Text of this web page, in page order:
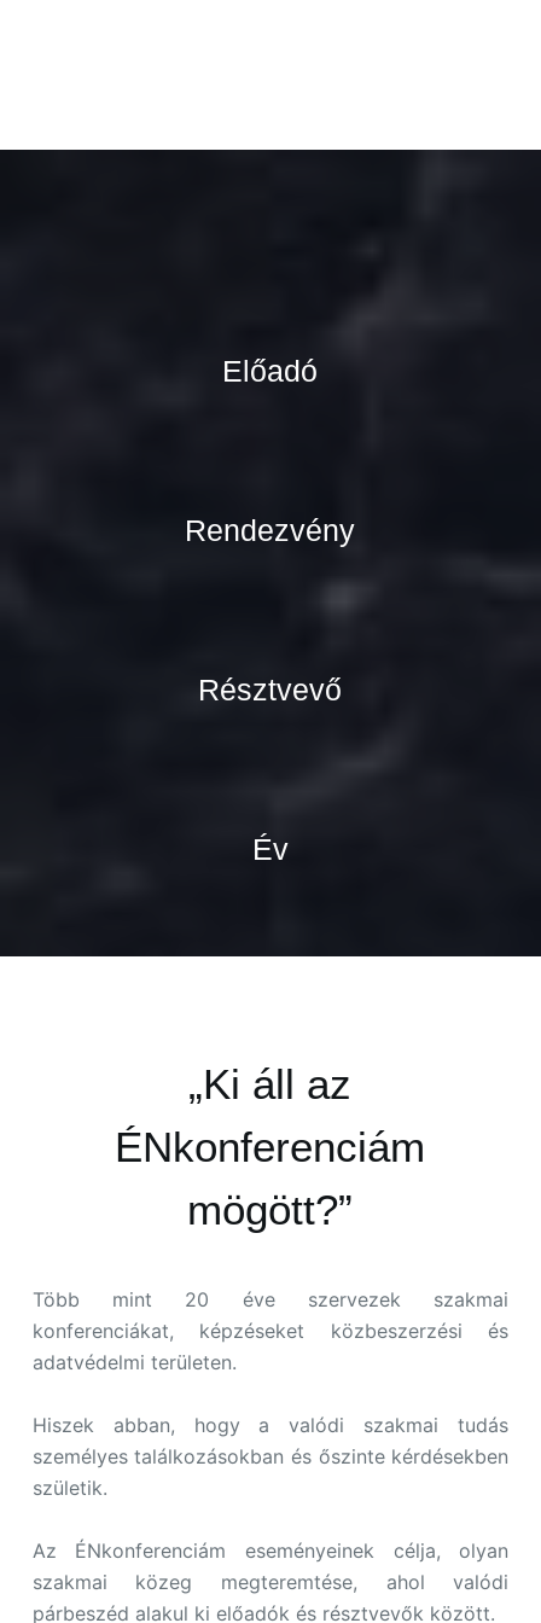
Előadó
Rendezvény
Résztvevő
Év
„Ki áll az
ÉNkonferenciám
mögött?”
Több mint 20 éve szervezek szakmai
konferenciákat, képzéseket közbeszerzési és
adatvédelmi területen.
Hiszek abban, hogy a valódi szakmai tudás
személyes találkozásokban és őszinte kérdésekben
születik.
Az ÉNkonferenciám eseményeinek célja, olyan
szakmai közeg megteremtése, ahol valódi
párbeszéd alakul ki előadók és résztvevők között.